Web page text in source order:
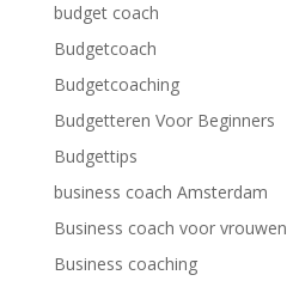
budget coach
Budgetcoach
Budgetcoaching
Budgetteren Voor Beginners
Budgettips
business coach Amsterdam
Business coach voor vrouwen
Business coaching